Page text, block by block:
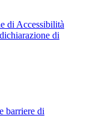
di Accessibilità
di
barriere di